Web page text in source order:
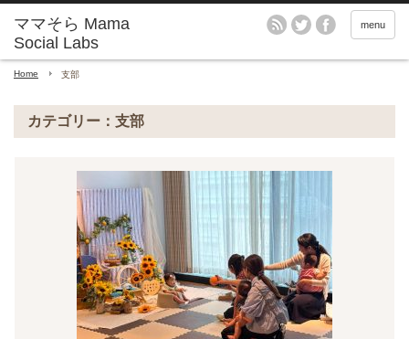
menu
Home 支部
カテゴリー：支部